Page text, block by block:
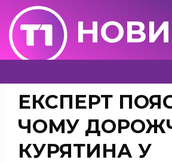
ЕКСПЕРТ
ЧОМУ
КУРЯТИНА У